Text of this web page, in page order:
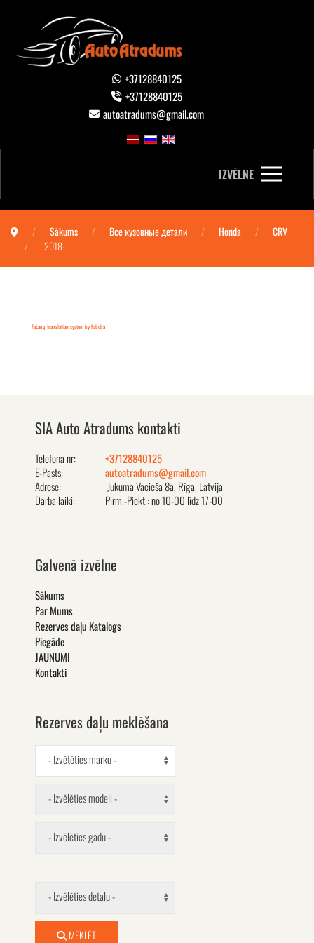
+37128840125
+37128840125
autoatradums@gmail.com
IZVĒLNE
Sākums Все кузовные детали Honda
CRV
2018-
FaLang translation system by Faboba
SIA Auto Atradums kontakti
Telefona nr:
+37128840125
E-Pasts:
autoatradums@gmail.com
Adrese:
Jukuma Vacieša 8a, Rīga, Latvija
Darba laiki:
Pirm.-Piekt.: no 10-00 līdz 17-00
Galvenā izvēlne
Sākums
Par Mums
Rezerves daļu Katalogs
Piegāde
JAUNUMI
Kontakti
Rezerves daļu meklēšana
- Izvētēties marku -
- Izvēlēties modeli -
- Izvēlēties gadu -
- Izvēlēties detaļu -
MEKLĒT